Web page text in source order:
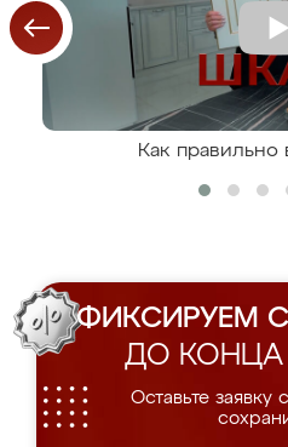
Как правильно
ФИКСИРУЕМ
ДО КОНЦА
Оставьте заявку